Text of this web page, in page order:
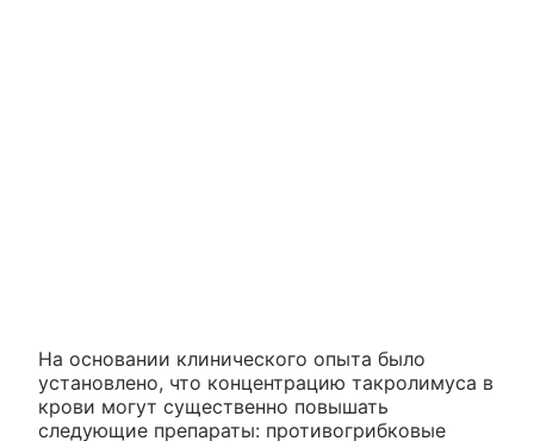
На основании клинического опыта было
установлено, что концентрацию такролимуса в
крови могут существенно повышать
следующие препараты: противогрибковые